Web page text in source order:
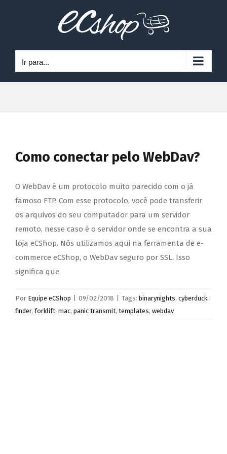
conteúdo
Ir para...
Como conectar pelo WebDav?
O WebDav é um protocolo muito parecido com o já
famoso FTP. Com esse protocolo, você pode transferir
os arquivos do seu computador para um servidor
remoto, nesse caso é o servidor onde se encontra a sua
loja eCShop. Nós utilizamos aqui na ferramenta de e-
commerce eCShop, o WebDav seguro por SSL. Isso
significa que
Por Equipe eCShop 09/02/2018 Tags: binarynights, cyberduck,
finder, forklift, mac, panic transmit, templates, webdav